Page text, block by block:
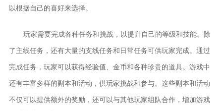
以根据自己的喜好来选择。
玩家需要完成各种任务和挑战，以提升自己的等级和技能。除
了主线任务，还有大量的支线任务和日常任务可供玩家完成。通过
完成任务，玩家可以获得经验值、金币和各种珍贵的道具。游戏中
还有丰富多样的副本和活动，供玩家挑战和参与。这些副本和活动
不仅可以提供额外的奖励，还可以与其他玩家组队合作，增加游戏